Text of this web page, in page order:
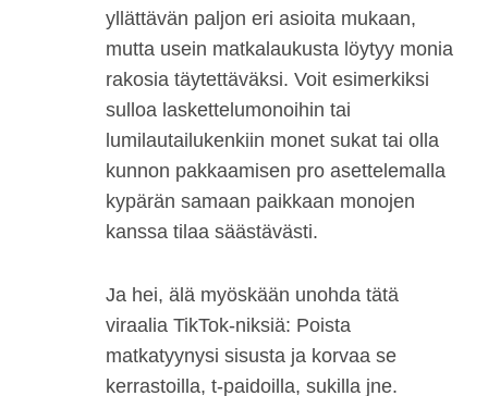
yllättävän paljon eri asioita mukaan,
mutta usein matkalaukusta löytyy monia
rakosia täytettäväksi. Voit esimerkiksi
sulloa laskettelumonoihin tai
lumilautailukenkiin monet sukat tai olla
kunnon pakkaamisen pro asettelemalla
kypärän samaan paikkaan monojen
kanssa tilaa säästävästi.
Ja hei, älä myöskään unohda tätä
viraalia TikTok-niksiä: Poista
matkatyynysi sisusta ja korvaa se
kerrastoilla, t-paidoilla, sukilla jne.